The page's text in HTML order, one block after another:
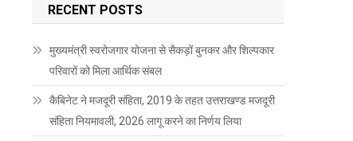
RECENT POSTS
मुख्यमंत्री स्वरोजगार योजना से सैकड़ों बुनकर और शिल्पकार
परिवारों को मिला आर्थिक संबल
कैबिनेट ने मजदूरी संहिता, 2019 के तहत उत्तराखण्ड मजदूरी
संहिता नियमावली, 2026 लागू करने का निर्णय लिया